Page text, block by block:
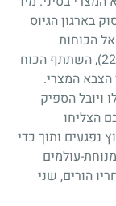
בארגון הגיוס
הכוחות
, השתתף הכוח
הצבא המצרי.
ויובל הספיק
הצליחו
ותוך כדי
עולמים
הורים, שני